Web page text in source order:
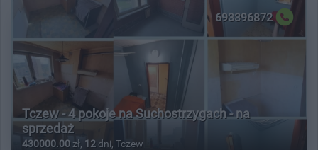
693396872
Tczew - 4 pokoje na Suchostrzygach - na
sprzedaż
430000.00 zł, 12 dni, Tczew